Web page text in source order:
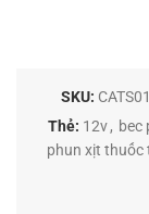
SKU: CATS01
Thẻ: 12v, bec
phun xịt thuốc